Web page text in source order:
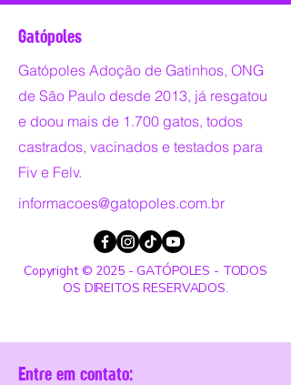
Gatópoles
Gatópoles Adoção de Gatinhos, ONG
de São Paulo desde 2013, já resgatou
e doou mais de 1.700 gatos, todos
castrados, vacinados e testados para
Fiv e Felv.
informacoes@gatopoles.com.br
Copyright © 2025 - GATÓPOLES - TODOS
OS DIREITOS RESERVADOS.
Entre em contato: